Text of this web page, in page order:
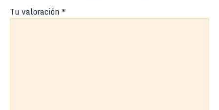
Tu valoración *